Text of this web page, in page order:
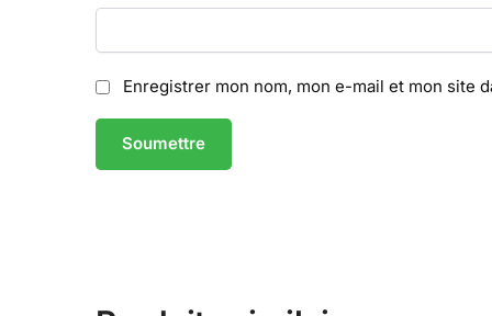
Enregistrer mon nom, mon e-mail et mon site